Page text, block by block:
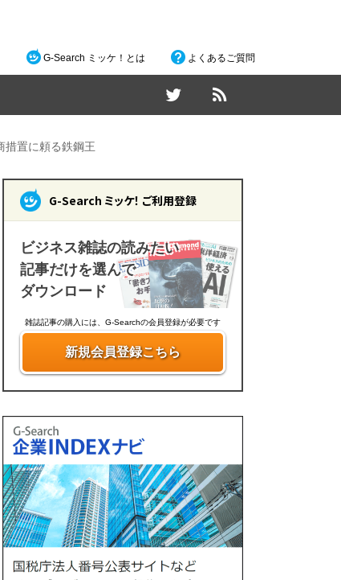
G-Search ミッケ！とは よくあるご質問
措置に頼る鉄鋼王
G-Search ミッケ！ ご利用登録
ビジネス雑誌の読みたい
記事だけを選んで
ダウンロード
雑誌記事の購入には、G-Searchの会員登録が必要です
新規会員登録こちら